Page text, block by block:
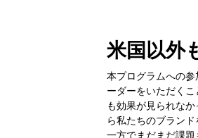
米国以外
本プログラムへの
ーダーをいただく
も効果が見られな
ら私たちのブラン
一方でまだまだ課